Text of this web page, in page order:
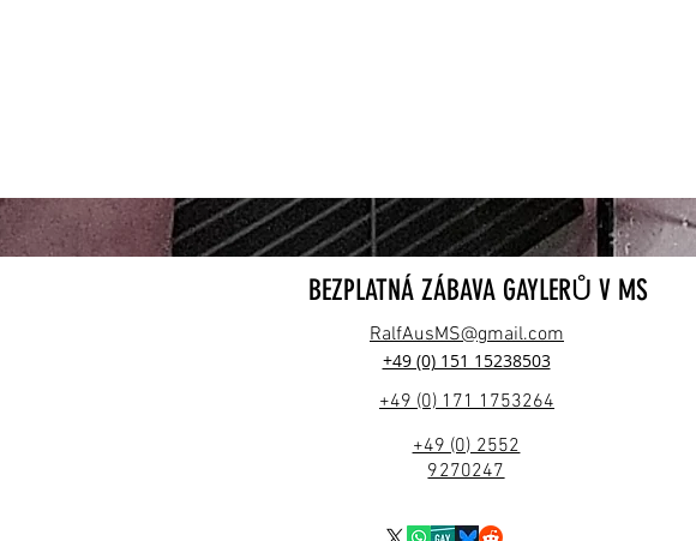
BEZPLATNÁ ZÁBAVA GAYLERŮ V MS
RalfAusMS@gmail.com
+49 (0) 151 15238503
+49 (0) 171 1753264
+49 (0) 2552
9270247